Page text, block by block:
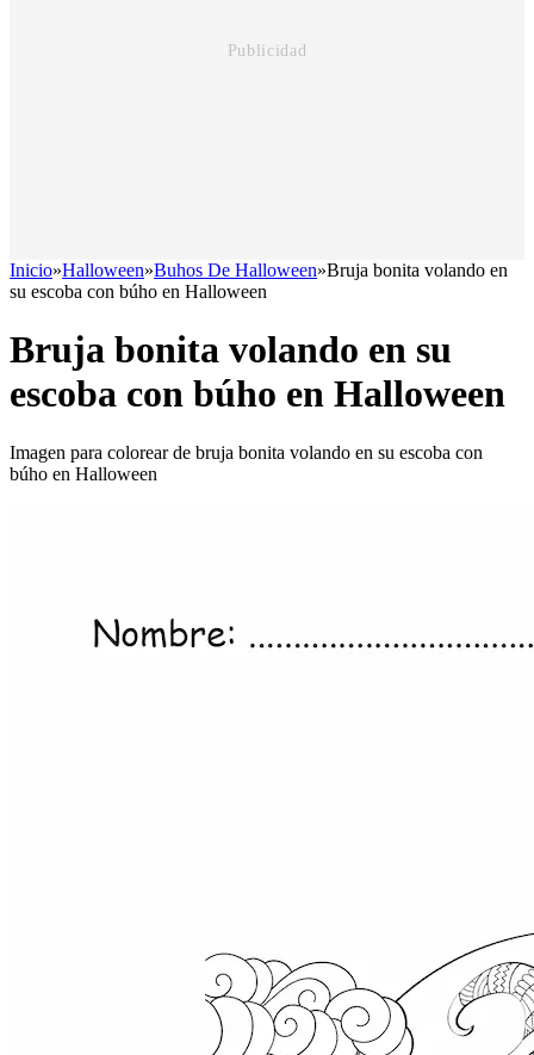
Inicio»Halloween»Buhos De Halloween»Bruja bonita volando en
su escoba con búho en Halloween
Bruja bonita volando en su
escoba con búho en Halloween
Imagen para colorear de bruja bonita volando en su escoba con
búho en Halloween